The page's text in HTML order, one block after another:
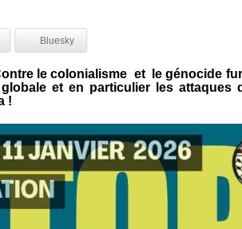
Bluesky
le colonialisme et le génocide
globale et en particulier les attaques
!